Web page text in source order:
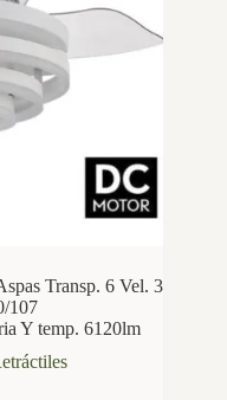
Transp. 6 Vel. 3
107
Y temp. 6120lm